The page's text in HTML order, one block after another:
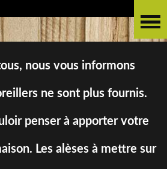
nous vous informons
ne sont plus fournis.
penser à apporter votre
Les alèses à mettre sur